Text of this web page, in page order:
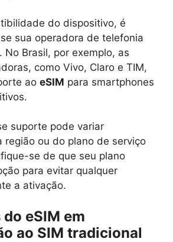
do dispositivo, é
sua operadora de telefonia
. No Brasil, por exemplo, as
como Vivo, Claro e TIM,
ao eSIM para smartphones
suporte pode variar
região ou do plano de serviço
se de que seu plano
para evitar qualquer
a ativação.
eSIM em
ao SIM tradicional